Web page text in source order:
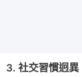
3. 社交習慣迥異